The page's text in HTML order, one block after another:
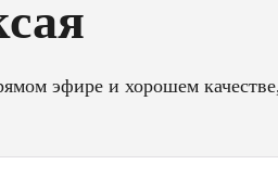
эфире и хорошем